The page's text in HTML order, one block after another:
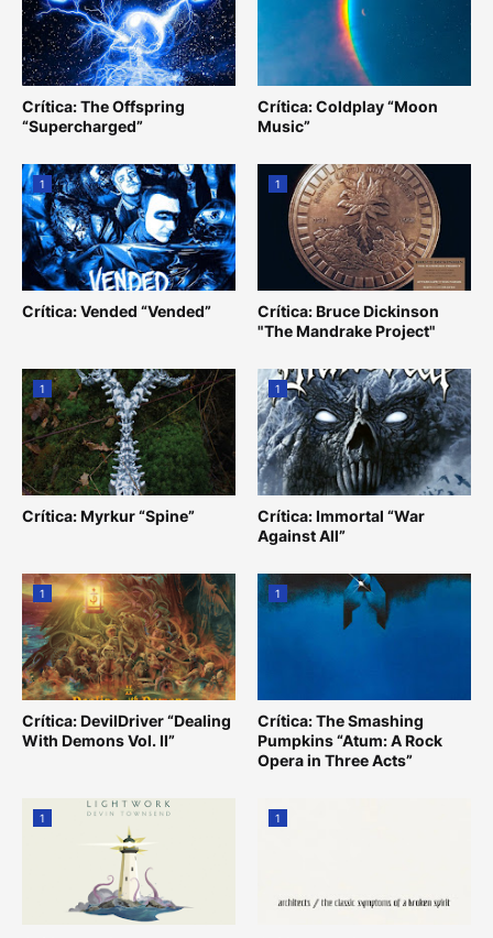
Crítica: The Offspring
“Supercharged”
Crítica: Coldplay “Moon
Music”
1
Crítica: Vended “Vended”
1
Crítica: Bruce Dickinson
"The Mandrake Project"
1
Crítica: Myrkur “Spine”
1
Crítica: Immortal “War
Against All”
1
Crítica: DevilDriver “Dealing
With Demons Vol. II”
1
Crítica: The Smashing
Pumpkins “Atum: A Rock
Opera in Three Acts”
1 1